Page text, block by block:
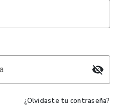
visibility_off
¿Olvidaste tu contraseña?